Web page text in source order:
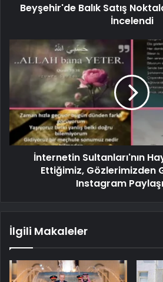
Beyşehir'de Balık Satış
İncelendi
İnternetin Sultanları'nın
Ettiğimiz, Gözlerimizden
Instagram
İlgili Makaleler